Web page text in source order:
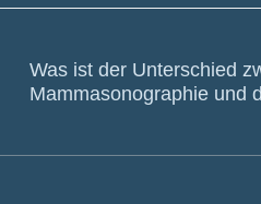
Was ist der Unterschied
Mammasonographie und